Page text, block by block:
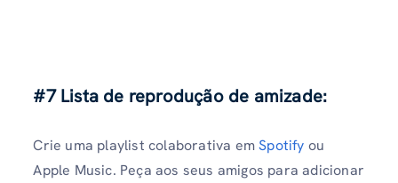
#7 Lista de reprodução de amizade:
Crie uma playlist colaborativa emSpotify ou
Apple Music. Peça aos seus amigos para adicionar